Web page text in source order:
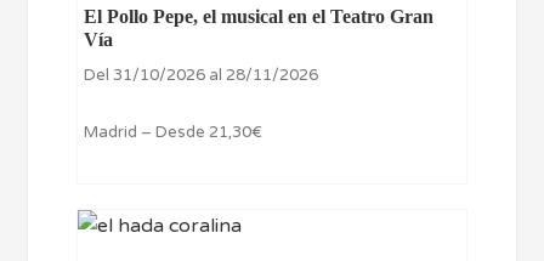
El Pollo Pepe, el musical en el Teatro Gran
Vía
Del 31/10/2026 al 28/11/2026
Madrid – Desde 21,30€